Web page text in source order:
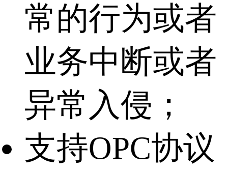
常的行为或者
业务中断或者
异常入侵；
支持OPC协议